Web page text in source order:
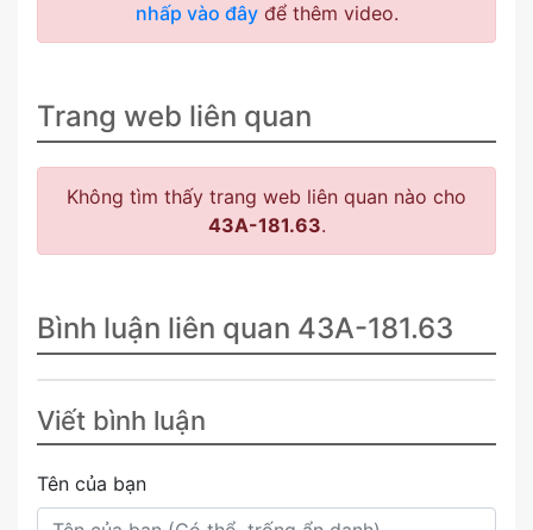
nhấp vào đâyđể thêm video.
Trang web liên quan
Không tìm thấy trang web liên quan nào cho
43A-181.63.
Bình luận liên quan 43A-181.63
Viết bình luận
Tên của bạn